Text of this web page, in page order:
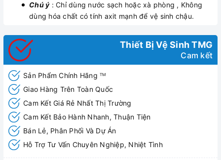
Chú ý: Chỉ dùng nước sạch hoặc xà phòng , Không
dùng hóa chất có tính axit mạnh để vệ sinh chậu.
Thiết Bị Vệ Sinh TMG
Cam kết
Sản Phẩm Chính Hãng TM
Giao Hàng Trên Toàn Quốc
Cam Kết Giá Rẻ Nhất Thị Trường
Cam Kết Bảo Hành Nhanh, Thuận Tiện
Bán Lẻ, Phân Phối Và Dự Án
Hỗ Trợ Tư Vấn Chuyên Nghiệp, Nhiệt Tình